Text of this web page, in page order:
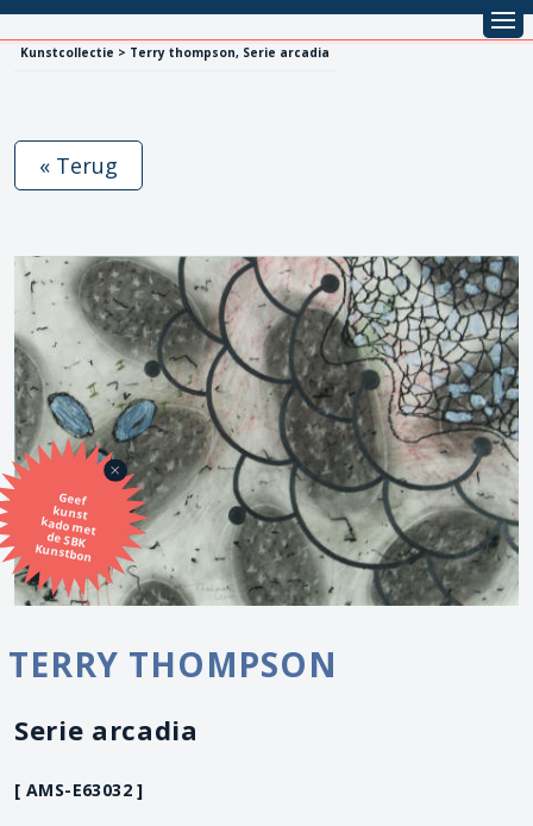
Kunstcollectie > Terry thompson, Serie arcadia
Geef
kunst
kado met
de SBK
Kunstbon
« Terug
TERRY THOMPSON
Serie arcadia
[ AMS-E63032 ]